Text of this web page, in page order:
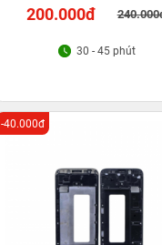
200.000đ
30 - 45 phút
-40.000đ